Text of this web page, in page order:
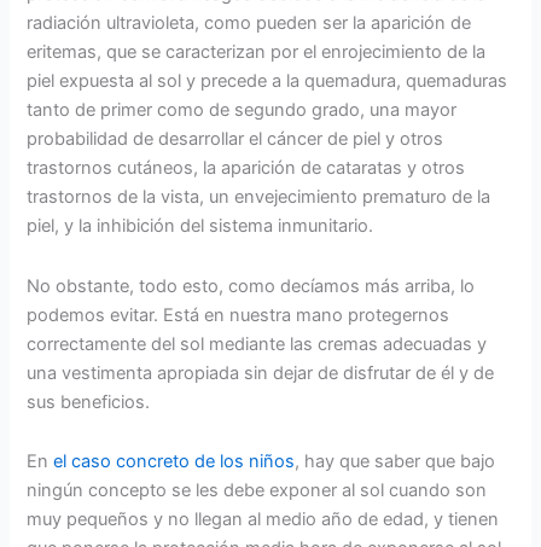
radiación ultravioleta, como pueden ser la aparición de
eritemas, que se caracterizan por el enrojecimiento de la
piel expuesta al sol y precede a la quemadura, quemaduras
tanto de primer como de segundo grado, una mayor
probabilidad de desarrollar el cáncer de piel y otros
trastornos cutáneos, la aparición de cataratas y otros
trastornos de la vista, un envejecimiento prematuro de la
piel, y la inhibición del sistema inmunitario.
No obstante, todo esto, como decíamos más arriba, lo
podemos evitar. Está en nuestra mano protegernos
correctamente del sol mediante las cremas adecuadas y
una vestimenta apropiada sin dejar de disfrutar de él y de
sus beneficios.
Enel caso concreto de los niños, hay que saber que bajo
ningún concepto se les debe exponer al sol cuando son
muy pequeños y no llegan al medio año de edad, y tienen